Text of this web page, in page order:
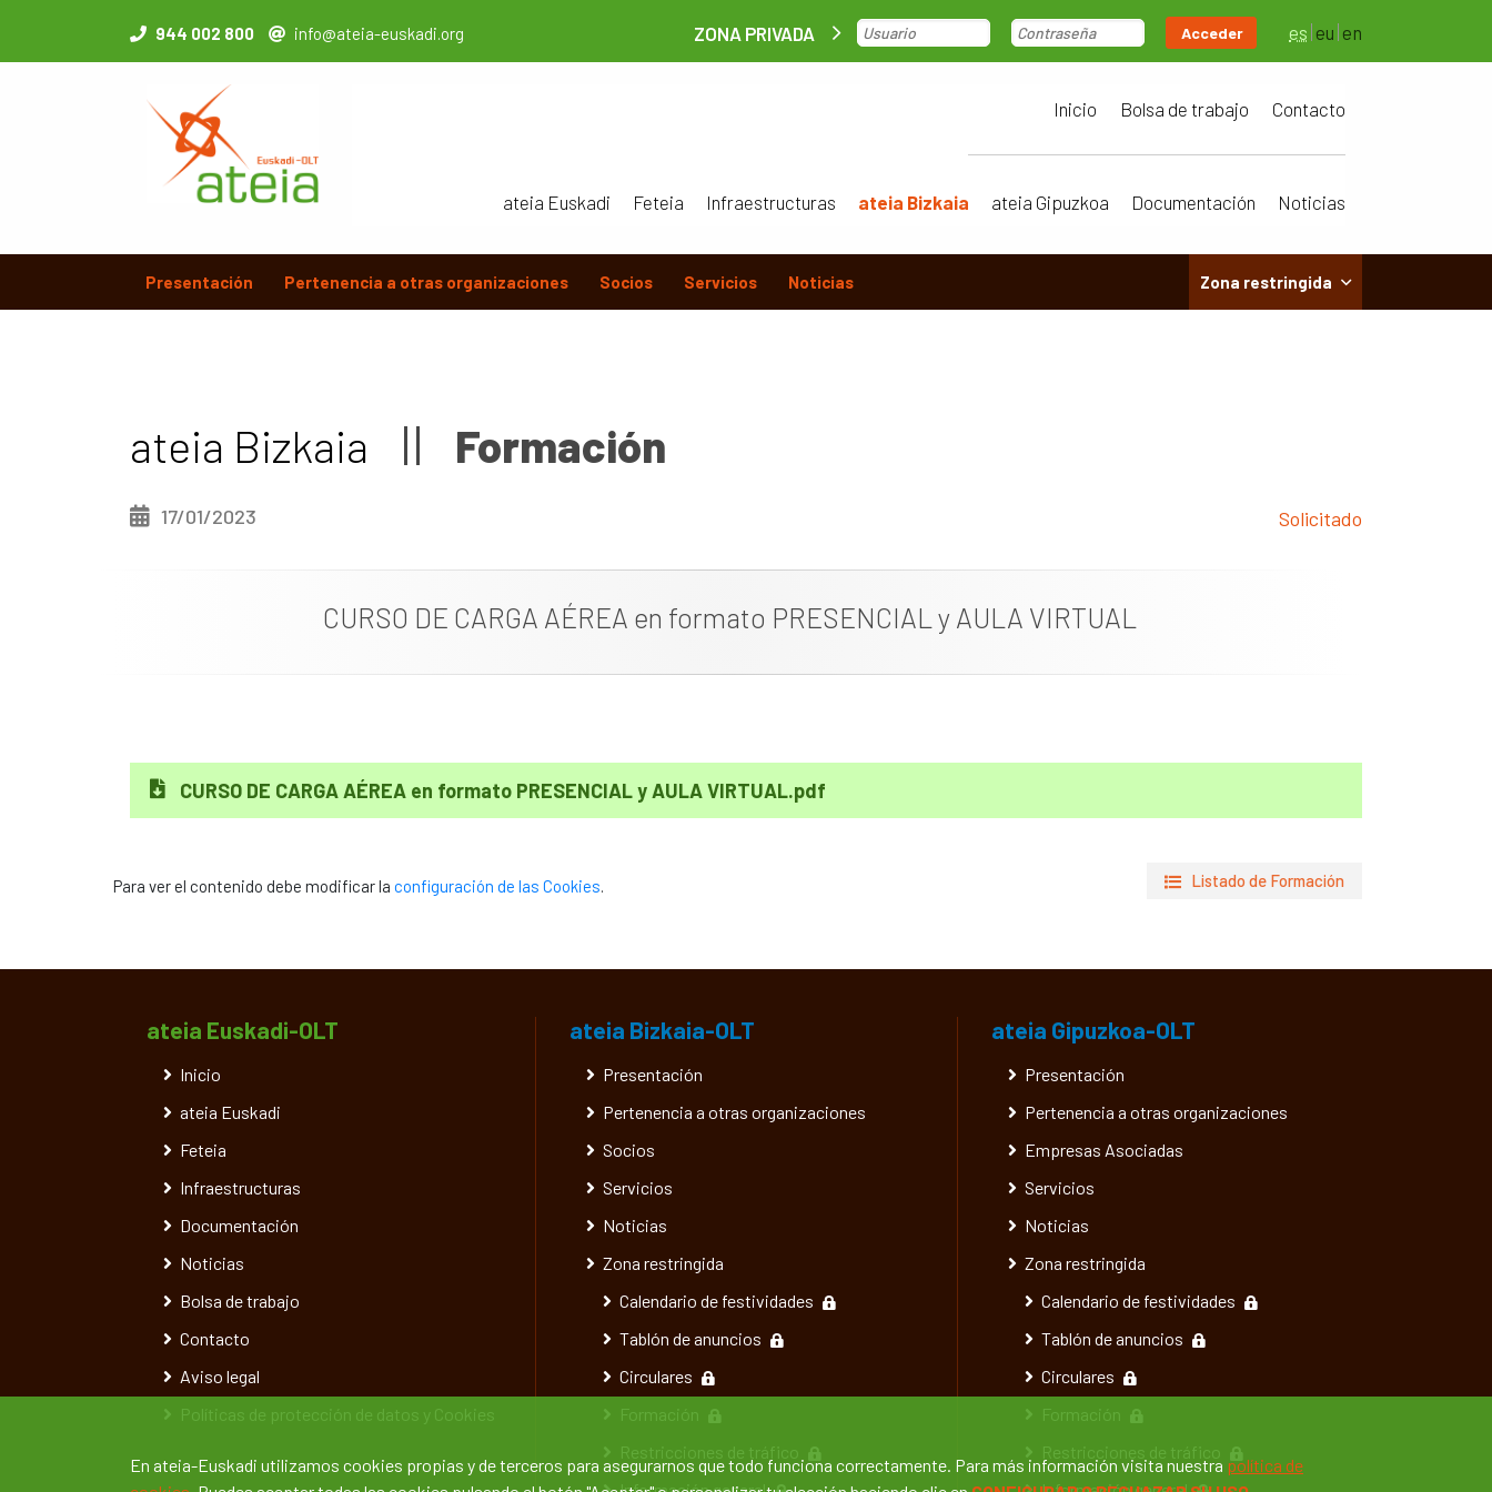
944 002 800 info@ateia-euskadi.org ZONA PRIVADA Acceder es eu en
Inicio Bolsa de trabajo Contacto
ateia Euskadi Feteia Infraestructuras ateia Bizkaia ateia Gipuzkoa Documentación Noticias
Presentación Pertenencia a otras organizaciones Socios Servicios Noticias Zona restringida
ateia Bizkaia Formación
17/01/2023 Solicitado
CURSO DE CARGA AÉREA en formato PRESENCIAL y AULA VIRTUAL
CURSO DE CARGA AÉREA en formato PRESENCIAL y AULA VIRTUAL.pdf
Para ver el contenido debe modificar la configuración de las Cookies. Listado de Formación
ateia Euskadi-OLT
Inicio
ateia Euskadi
Feteia
Infraestructuras
Documentación
Noticias
Bolsa de trabajo
Contacto
Aviso legal
Políticas de protección de datos y Cookies
ateia Bizkaia-OLT
Presentación
Pertenencia a otras organizaciones
Socios
Servicios
Noticias
Zona restringida
Calendario de festividades
Tablón de anuncios
Circulares
Formación
Restricciones de tráfico
ateia Gipuzkoa-OLT
Presentación
Pertenencia a otras organizaciones
Empresas Asociadas
Servicios
Noticias
Zona restringida
Calendario de festividades
Tablón de anuncios
Circulares
Formación
Restricciones de tráfico
En ateia-Euskadi utilizamos cookies propias y de terceros para asegurarnos que todo funciona correctamente. Para más información visita nuestra política de